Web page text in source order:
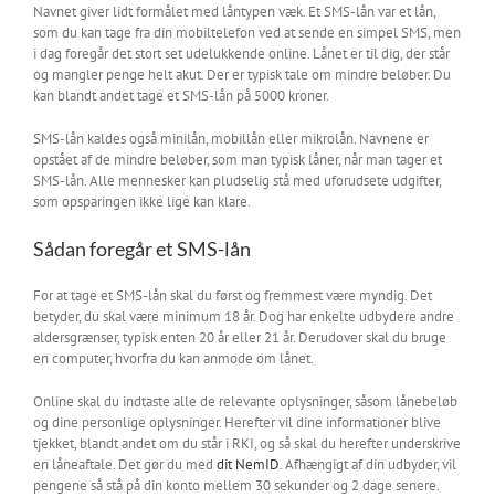
Navnet giver lidt formålet med låntypen væk. Et SMS-lån var et lån,
som du kan tage fra din mobiltelefon ved at sende en simpel SMS, men
i dag foregår det stort set udelukkende online. Lånet er til dig, der står
og mangler penge helt akut. Der er typisk tale om mindre beløber. Du
kan blandt andet tage et SMS-lån på 5000 kroner.
SMS-lån kaldes også minilån, mobillån eller mikrolån. Navnene er
opstået af de mindre beløber, som man typisk låner, når man tager et
SMS-lån. Alle mennesker kan pludselig stå med uforudsete udgifter,
som opsparingen ikke lige kan klare.
Sådan foregår et SMS-lån
For at tage et SMS-lån skal du først og fremmest være myndig. Det
betyder, du skal være minimum 18 år. Dog har enkelte udbydere andre
aldersgrænser, typisk enten 20 år eller 21 år. Derudover skal du bruge
en computer, hvorfra du kan anmode om lånet.
Online skal du indtaste alle de relevante oplysninger, såsom lånebeløb
og dine personlige oplysninger. Herefter vil dine informationer blive
tjekket, blandt andet om du står i RKI, og så skal du herefter underskrive
en låneaftale. Det gør du med dit NemID. Afhængigt af din udbyder, vil
pengene så stå på din konto mellem 30 sekunder og 2 dage senere.